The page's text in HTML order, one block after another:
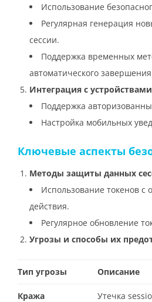
Использование
Регулярная генерация
сессии.
Поддержка временных
автоматического
Интеграция с устройствами
Поддержка
Настройка мобильных
Ключевые аспекты
Методы защиты данных
Использование токенов
действия.
Регулярное обновление
Угрозы и способы их
Тип угрозы Описание
Кража
Утечка